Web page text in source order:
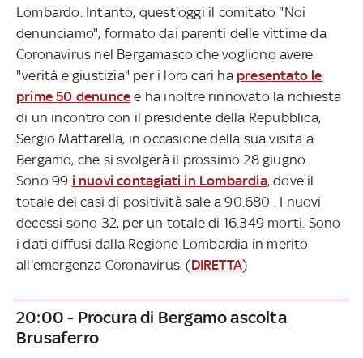
Lombardo. Intanto, quest'oggi il comitato "Noi
denunciamo", formato dai parenti delle vittime da
Coronavirus nel Bergamasco che vogliono avere
"verità e giustizia" per i loro cari ha presentato le
prime 50 denunce e ha inoltre rinnovato la richiesta
di un incontro con il presidente della Repubblica,
Sergio Mattarella, in occasione della sua visita a
Bergamo, che si svolgerà il prossimo 28 giugno.
Sono 99 i nuovi contagiati in Lombardia, dove il
totale dei casi di positività sale a 90.680 . I nuovi
decessi sono 32, per un totale di 16.349 morti. Sono
i dati diffusi dalla Regione Lombardia in merito
all'emergenza Coronavirus. (DIRETTA)
20:00 - Procura di Bergamo ascolta
Brusaferro